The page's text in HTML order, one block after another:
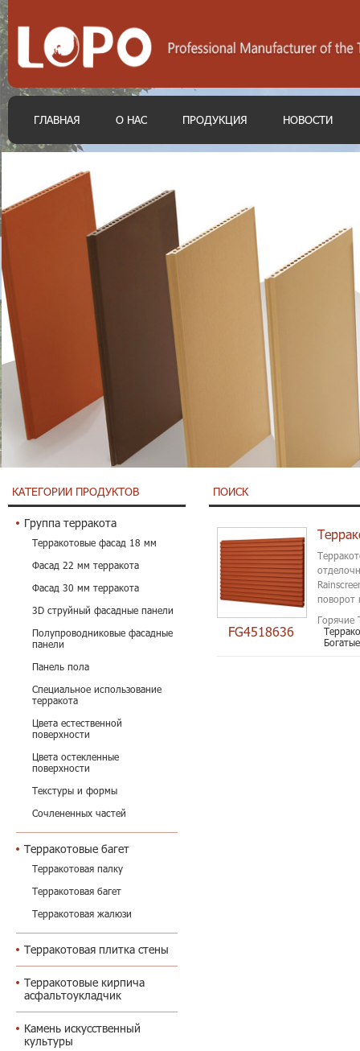
ГЛАВНАЯ О НАС ПРОДУКЦИЯ НОВОСТИ
КАТЕГОРИИ ПРОДУКТОВ
Группа терракота
Терракотовые фасад 18 мм
Фасад 22 мм терракота
Фасад 30 мм терракота
3D струйный фасадные панели
Полупроводниковые фасадные
панели
Панель пола
Специальное использование
терракота
Цвета естественной
поверхности
Цвета остекленные
поверхности
Текстуры и формы
Сочлененных частей
Терракотовые багет
Терракотовая палку
Терракотовая багет
Терракотовая жалюзи
Терракотовая плитка стены
Терракотовые кирпича
асфальтоукладчик
Камень искусственный
культуры
ПОИСК
FG4518636
поворот
Горячие